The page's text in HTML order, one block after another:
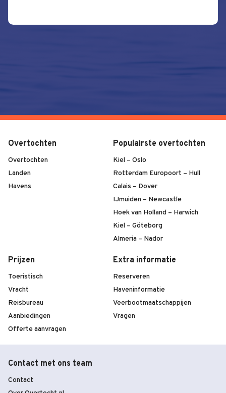
Overtochten
Overtochten
Landen
Havens
Populairste overtochten
Kiel – Oslo
Rotterdam Europoort – Hull
Calais – Dover
IJmuiden – Newcastle
Hoek van Holland – Harwich
Kiel – Göteborg
Almeria – Nador
Prijzen
Toeristisch
Vracht
Reisbureau
Aanbiedingen
Offerte aanvragen
Extra informatie
Reserveren
Haveninformatie
Veerbootmaatschappijen
Vragen
Contact met ons team
Contact